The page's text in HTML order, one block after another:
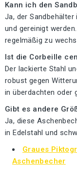
Kann ich den
Ja, der
und gereinigt
regelmäßig zu
Ist die Corbeille
Der lackierte Stahl
robust gegen
in überdachten oder
Gibt es andere
Ja, diese
in Edelstahl und
Graues
Aschenbecher